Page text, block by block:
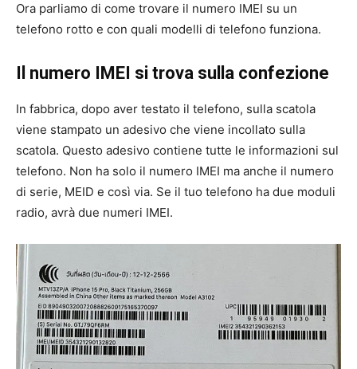
Ora parliamo di come trovare il numero IMEI su un
telefono rotto e con quali modelli di telefono funziona.
Il numero IMEI si trova sulla confezione
In fabbrica, dopo aver testato il telefono, sulla scatola
viene stampato un adesivo che viene incollato sulla
scatola. Questo adesivo contiene tutte le informazioni sul
telefono. Non ha solo il numero IMEI ma anche il numero
di serie, MEID e così via. Se il tuo telefono ha due moduli
radio, avrà due numeri IMEI.